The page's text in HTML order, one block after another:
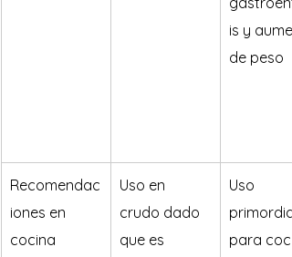
is y
de peso
Recomendac
iones en
cocina
Uso en
crudo dado
que es
Uso
primordial
para